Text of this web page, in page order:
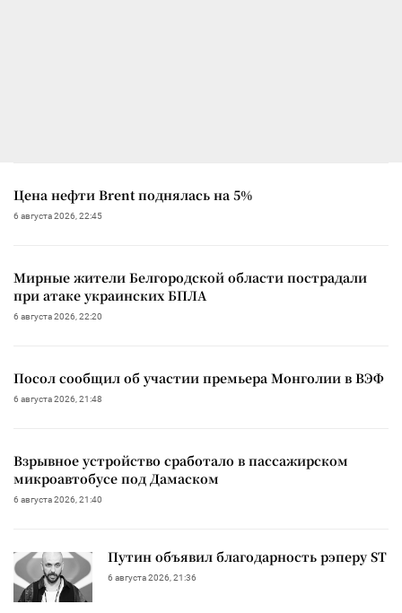
Цена нефти Brent поднялась на 5%
6 августа 2026, 22:45
Мирные жители Белгородской области пострадали
при атаке украинских БПЛА
6 августа 2026, 22:20
Посол сообщил об участии премьера Монголии в ВЭФ
6 августа 2026, 21:48
Взрывное устройство сработало в пассажирском
микроавтобусе под Дамаском
6 августа 2026, 21:40
Путин объявил благодарность рэперу ST
6 августа 2026, 21:36